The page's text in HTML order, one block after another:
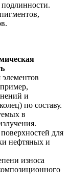
и
по составу.
в
для
нефтяных и
износа